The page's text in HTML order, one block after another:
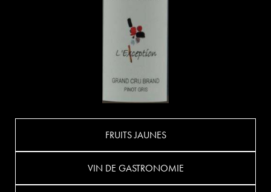
FRUITS JAUNES
VIN DE GASTRONOMIE